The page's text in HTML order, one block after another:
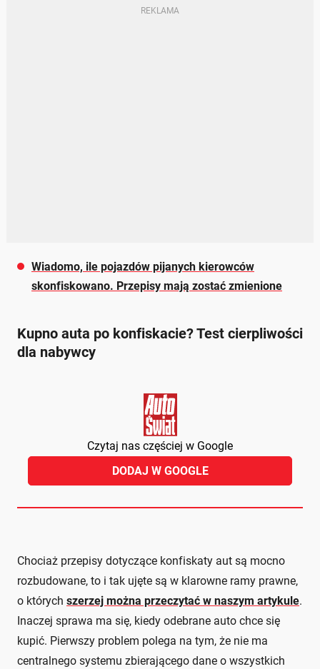
Wiadomo, ile pojazdów pijanych kierowców
skonfiskowano. Przepisy mają zostać zmienione
Kupno auta po konfiskacie? Test cierpliwości
dla nabywcy
Czytaj nas częściej w Google
DODAJ W GOOGLE
Chociaż przepisy dotyczące konfiskaty aut są mocno
rozbudowane, to i tak ujęte są w klarowne ramy prawne,
o których szerzej można przeczytać w naszym artykule.
Inaczej sprawa ma się, kiedy odebrane auto chce się
kupić. Pierwszy problem polega na tym, że nie ma
centralnego systemu zbierającego dane o wszystkich